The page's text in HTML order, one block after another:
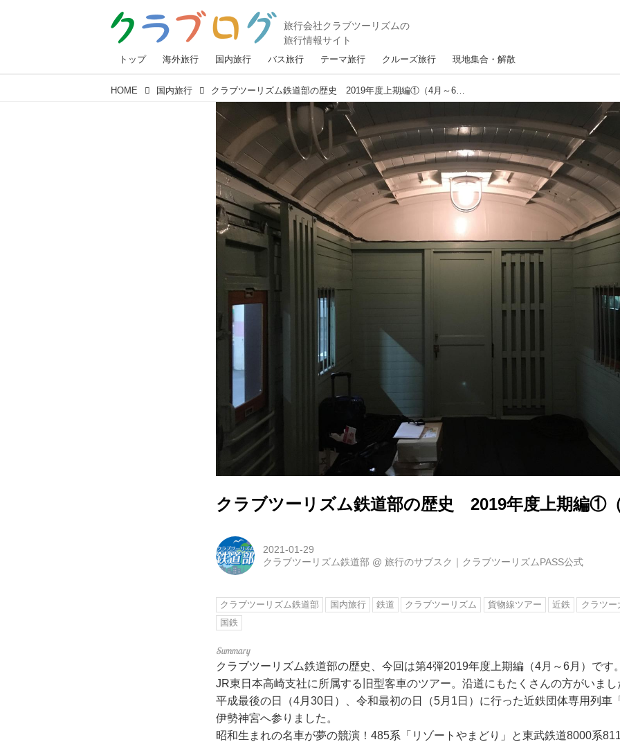
トップ 海外旅行 国内旅行 バス旅行 テーマ旅行 クルーズ旅行 現地集合・解散
HOME 国内旅行 クラブツーリズム鉄道部の歴史 2019年度上期編①（4月～6月）
クラブツーリズム鉄道部の歴史 2019年度上期編①
2021-01-29
クラブツーリズム鉄道部 @旅行のサブスク｜クラブツーリズムPASS公式
クラブツーリズム鉄道部 国内旅行 鉄道 クラブツーリズム 貨物線ツアー 近鉄
クラツー
国鉄
クラブツーリズム鉄道部の歴史、今回は第4弾2019年度上期編（4月～6月）です
JR東日本高崎支社に所属する旧型客車のツアー。沿道にもたくさんの方がいまし
平成最後の日（4月30日）、令和最初の日（5月1日）に行った近鉄団体専用列車
伊勢神宮へ参りました。
昭和生まれの名車が夢の競演！485系「リゾートやまどり」と東武鉄道8000系